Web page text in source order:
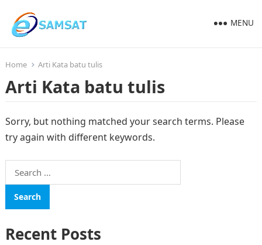
MENU
Home Arti Kata batu tulis
Arti Kata batu tulis
Sorry, but nothing matched your search terms. Please
try again with different keywords.
Search
for:
Recent Posts